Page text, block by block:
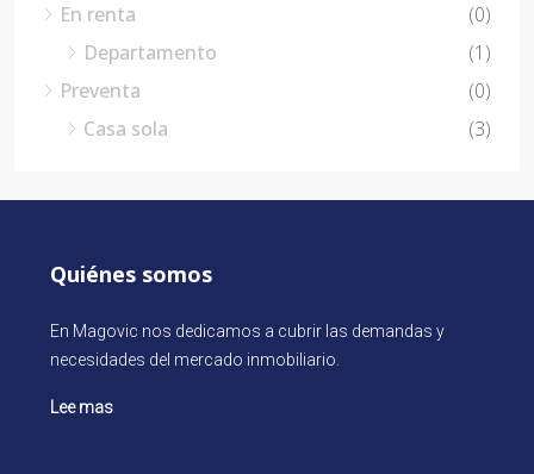
En renta
(0)
Departamento
(1)
Preventa
(0)
Casa sola
(3)
Quiénes somos
En Magovic nos dedicamos a cubrir las demandas y
necesidades del mercado inmobiliario.
Lee mas